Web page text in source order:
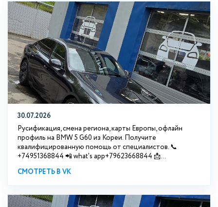
30.07.2026
Русификация, смена региона, карты Европы, офлайн
профиль на BMW 5 G60 из Кореи. Получите
квалифицированную помощь от специалистов. 📞
+74951368844 📲 what's app+79623668844 📩...
СМОТРЕТЬ В VK